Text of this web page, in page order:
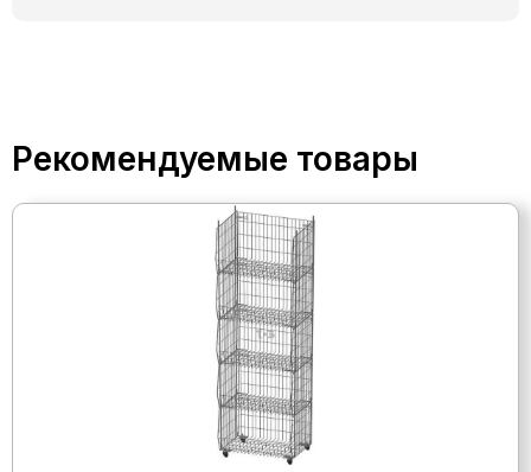
Рекомендуемые товары